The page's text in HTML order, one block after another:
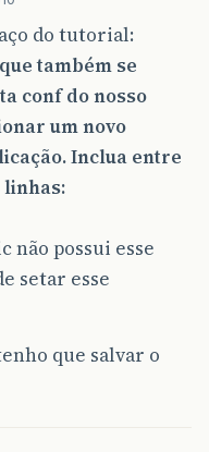
do tutorial:
também se
conf do nosso
um novo
Inclua entre
linhas:
não possui esse
setar esse
que salvar o